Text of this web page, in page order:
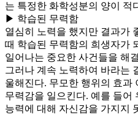
는 특정한 화학성분의 양이 적
▶ 학습된 무력함
열심히 노력을 했지만 결과가
때 학습된 무력함의 희생자가
일어나는 중요한 사건들을 해
그러나 계속 노력하여 바라는
울해진다. 무모한 행위의 효과
무력감을 일으킨다. 예를 들어
능력에 대해 자신감을 가지지